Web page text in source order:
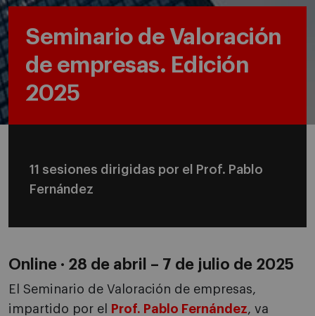
Seminario de Valoración
de empresas. Edición
2025
11 sesiones dirigidas por el Prof. Pablo
Fernández
Online · 28 de abril – 7 de julio de 2025
El Seminario de Valoración de empresas,
impartido por el
Prof. Pablo Fernández, va